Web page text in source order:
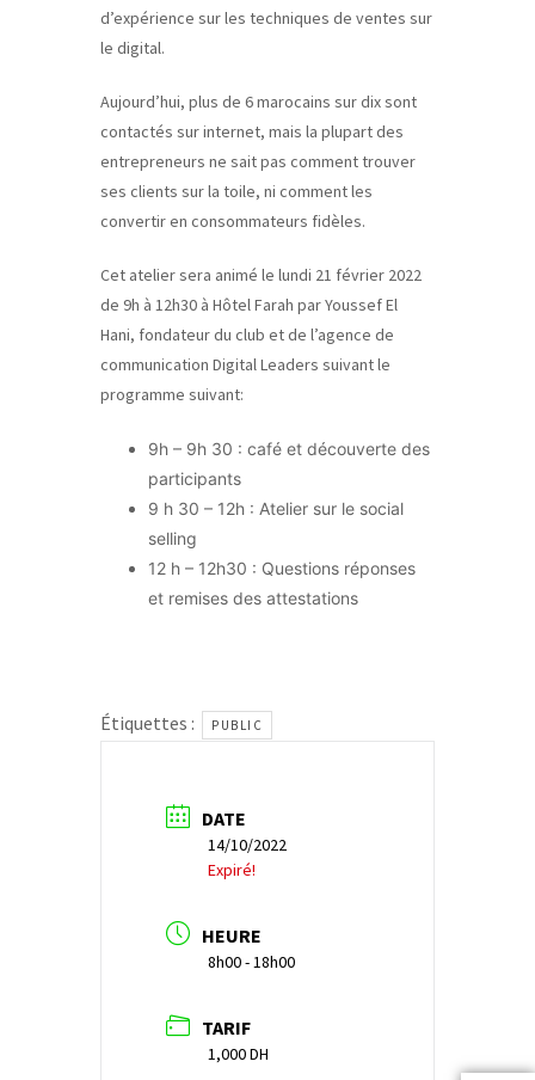
d’expérience sur les techniques de ventes sur
le digital.
Aujourd’hui, plus de 6 marocains sur dix sont
contactés sur internet, mais la plupart des
entrepreneurs ne sait pas comment trouver
ses clients sur la toile, ni comment les
convertir en consommateurs fidèles.
Cet atelier sera animé le lundi 21 février 2022
de 9h à 12h30 à Hôtel Farah par Youssef El
Hani, fondateur du club et de l’agence de
communication Digital Leaders suivant le
programme suivant:
9h – 9h 30 : café et découverte des
participants
9 h 30 – 12h : Atelier sur le social
selling
12 h – 12h30 : Questions réponses
et remises des attestations
Étiquettes : PUBLIC
DATE
14/10/2022
Expiré!
HEURE
8h00 - 18h00
TARIF
1,000 DH